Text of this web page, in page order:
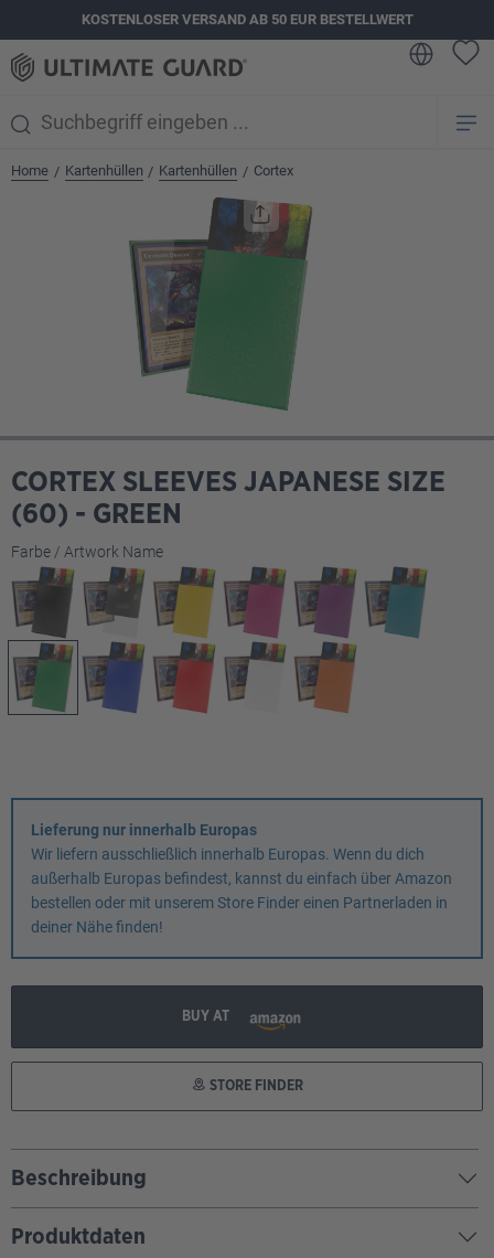
springenKOSTENLOSER VERSAND AB 50 EUR BESTELLWERT
Home / Kartenhüllen / Kartenhüllen / Cortex
CORTEX SLEEVES JAPANESE SIZE
(60) - GREEN
Farbe / Artwork Nameauswählen
Lieferung nur innerhalb Europas
Wir liefern ausschließlich innerhalb Europas. Wenn du dich
außerhalb Europas befindest, kannst du einfach über Amazon
bestellen oder mit unserem Store Finder einen Partnerladen in
deiner Nähe finden!
BUY AT
STORE FINDER
Beschreibung
Produktdaten